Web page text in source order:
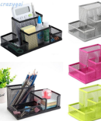
การ์ตูน
เกาหลี
น่า
รัก
แผ่น
รอง
คีย์บอร์ด
และ